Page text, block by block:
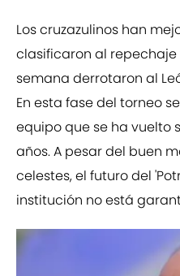
Los cruzazulinos han
clasificaron al
semana derrotaron al
En esta fase del torneo
equipo que se ha vuelto
años. A pesar del buen
celestes, el futuro del
institución no está